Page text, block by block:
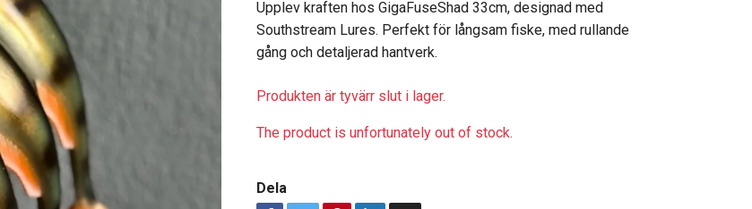
Upplev kraften hos GigaFuseShad 33cm, designad med
Southstream Lures. Perfekt för långsam fiske, med rullande
gång och detaljerad hantverk.
Produkten är tyvärr slut i lager.
The product is unfortunately out of stock.
Dela